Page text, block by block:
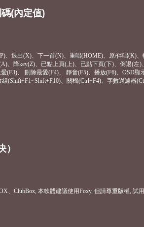
(內定值)
、退出(X)、下一首(N)、重唱(HOME)、原/伴唱(K)、
、降key(Z)、已點上頁(上)、已點下頁(下)、倒退(左)
(F3)、 刪除最愛(F4)、 靜音(F5)、播放(F6)、OSD顯
(Shift+F1~Shift+F10)、關機(Ctrl+F4)、字數過濾器
、ClubBox, 本軟體建議使用Foxy, 但請尊重版權, 試